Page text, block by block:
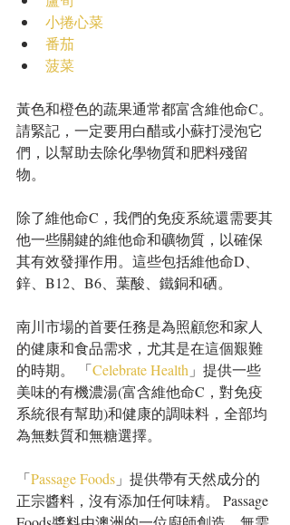
小捲心菜
番茄
菠菜
黃色和橙色的蔬果通常都富含維他命C。
請緊記，一定要用白醋或小蘇打浸泡它
們，以幫助去除化學物質和肥料殘留
物。
除了維他命C，我們的免疫系統還需要其
他一些關鍵的維他命和礦物質，以確保
其有效發揮作用。這些包括維他命D、
鋅、B12、B6、葉酸、鐵銅和硒。
南川市場的首要任務是為照顧您和家人
的健康和食品需求，尤其是在這個艱難
的時期。 「Celebrate Health 」提供一些
美味的有機濃湯(富含維他命C，對免疫
系統很有幫助)和健康的調味料，全部均
為無麩質和無糖選擇。
「Passage Foods 」提供帶有天然成分的
正宗醬料，沒有添加任何味精。 Passage